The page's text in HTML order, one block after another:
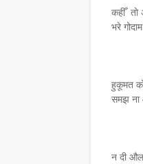
कहीँ तो
भरे
हुकूमत
समझ
न दी